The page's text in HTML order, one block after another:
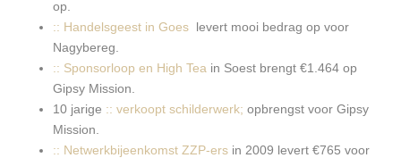
op.
:: Handelsgeest in Goes levert mooi bedrag op voor
Nagybereg.
:: Sponsorloop en High Tea in Soest brengt €1.464 op
Gipsy Mission.
10 jarige :: verkoopt schilderwerk; opbrengst voor Gipsy
Mission.
:: Netwerkbijeenkomst ZZP-ers in 2009 levert €765 voor